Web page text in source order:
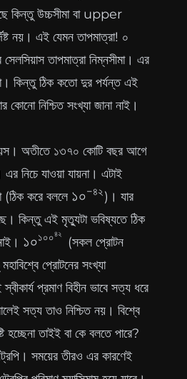
Twitter
উচ্চসীমা বা upper
নয়। এই যেমন তাপমাত্রা! ০
তাপমাত্রা নিম্নসীমা। এর
কিন্তু ঠিক কতো দুর পর্যন্ত এই
কোনো নিশ্চিত সংখ্যা জানা নাই।
অতীতে ১৩৭০ কোটি বছর আগে
নিচে যাওয়া যায়না। এটাই
(ঠিক করে বললে ১০^{-৪২}
১০−৪২)। যার
কিন্তু এই মৃত্যুটা ভবিষ্যতে ঠিক
১০^{১০০^{৪২}}
১০১০০৪২
(সকল প্রোটন
প্রোটনের সংখ্যা
প্রমাণ বিহীন ভাবে সত্য ধরে
সত্য তাও নিশ্চিত নয়। বিশ্বে
হচ্ছেনা তাইই বা কে বলতে পারে?
সময়ের তীরও এর কারণেই